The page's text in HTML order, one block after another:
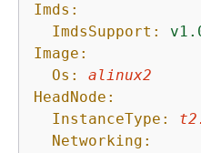
Imds:
ImdsSupport:
Image:
Os:
alinux2
HeadNode:
InstanceType:
Networking: